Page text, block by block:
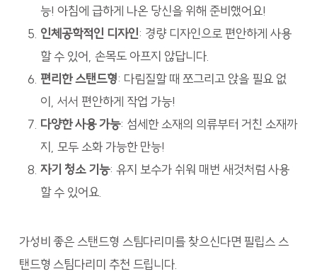
능! 아침에 급하게 나온 당신을 위해 준비했어요!
인체공학적인 디자인: 경량 디자인으로 편안하게 사용
할 수 있어, 손목도 아프지 않답니다.
편리한 스탠드형: 다림질할 때 쪼그리고 앉을 필요 없
이, 서서 편안하게 작업 가능!
다양한 사용 가능: 섬세한 소재의 의류부터 거친 소재까
지, 모두 소화 가능한 만능!
자기 청소 기능: 유지 보수가 쉬워 매번 새것처럼 사용
할 수 있어요.
가성비 좋은 스탠드형 스팀다리미를 찾으신다면 필립스 스
탠드형 스팀다리미 추천 드립니다.